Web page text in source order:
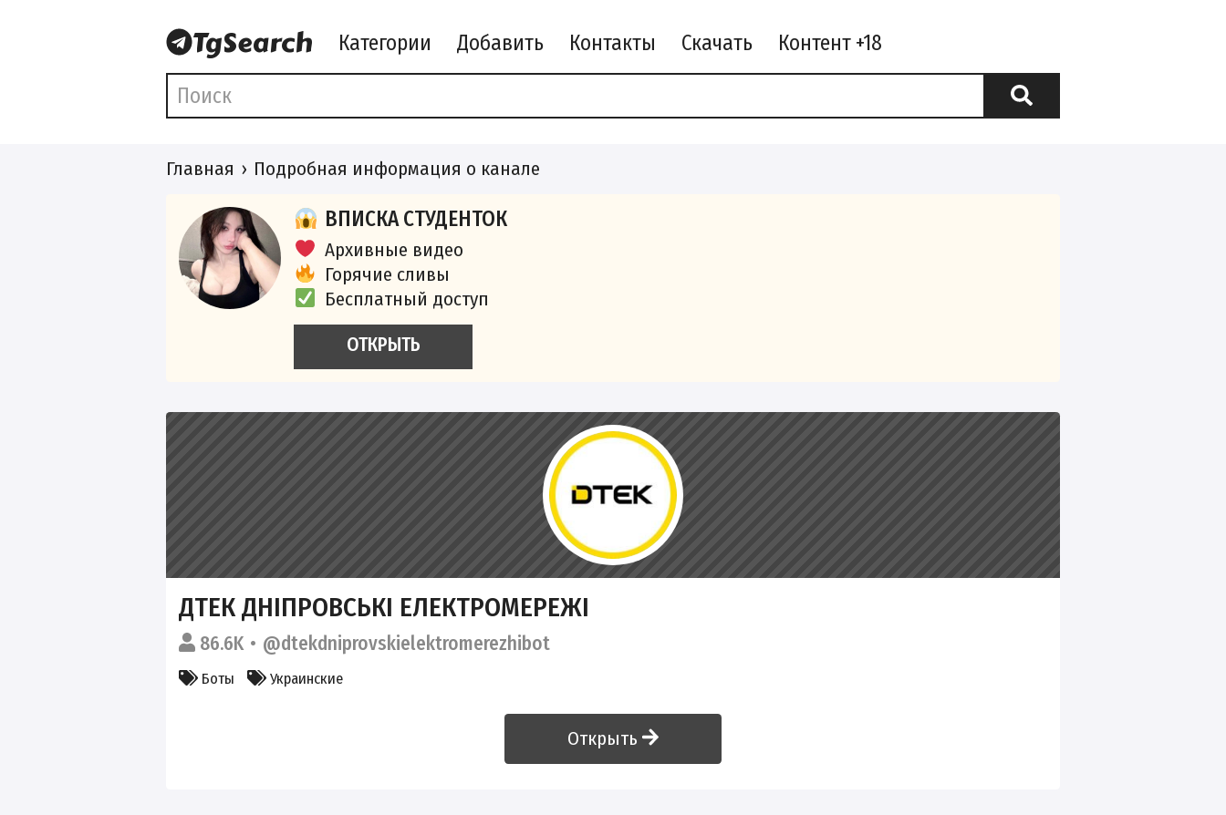
Категории Добавить Контакты Скачать
Главная Подробная информация о канале
ВПИСКА СТУДЕНТОК
Архивные видео
Горячие сливы
Бесплатный доступ
ОТКРЫТЬ
ДТЕК ДНІПРОВСЬКІ ЕЛЕКТРОМЕРЕЖІ
86.6K @dtekdniprovskielektromerezhibot
Боты Украинские
Открыть